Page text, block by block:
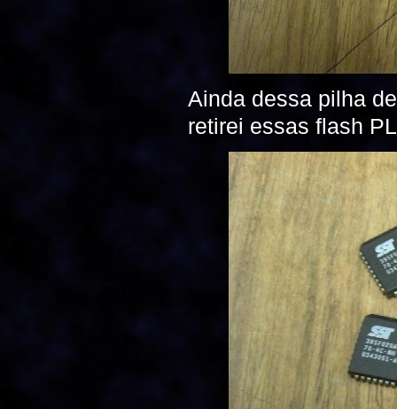
Ainda dessa pilha
retirei essas flash